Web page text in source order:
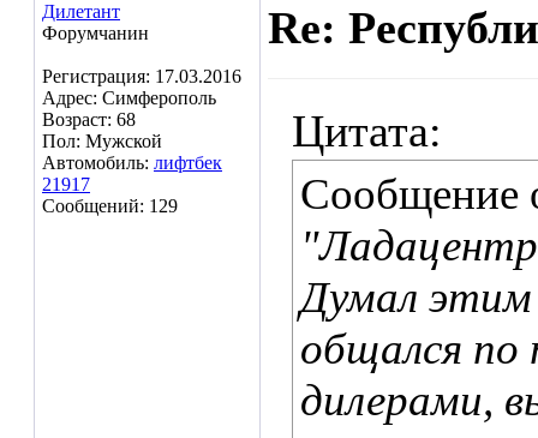
Дилетант
Форумчанин
Регистрация: 17.03.2016
Адрес: Симферополь
Возраст: 68
Пол: Мужской
Автомобиль: лифтбек
21917
Сообщений: 129
Re:
Цитата:
Сообщение
Думал
общался по
дилерами,